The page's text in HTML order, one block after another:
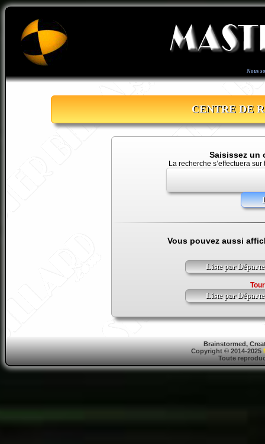
Nous
CENTRE DE
Saisissez un
La recherche s’effectuera
Vous pouvez aussi
Liste par
Liste par
Brainstormed,
Copyright © 2014-2025
Toute